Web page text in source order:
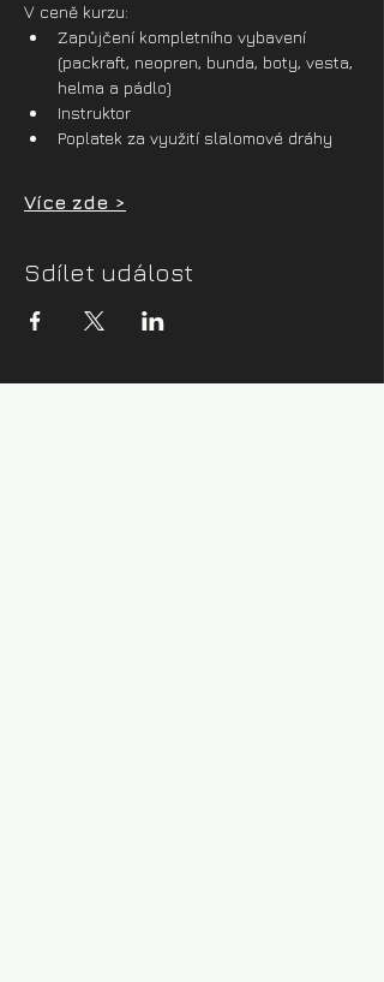
V ceně kurzu:
Zapůjčení kompletního vybavení
(packraft, neopren, bunda, boty, vesta,
helma a pádlo)
Instruktor
Poplatek za využití slalomové dráhy
Více zde >
Sdílet událost